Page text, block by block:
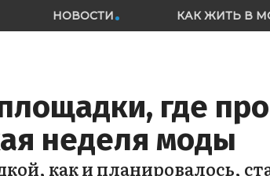
НОВОСТИ КАК ЖИТЬ В
где
неделя моды
как и планировалось,